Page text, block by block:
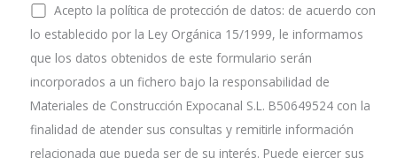
Acepto la política de protección de datos: de acuerdo con
lo establecido por la Ley Orgánica 15/1999, le informamos
que los datos obtenidos de este formulario serán
incorporados a un fichero bajo la responsabilidad de
Materiales de Construcción Expocanal S.L. B50649524 con la
finalidad de atender sus consultas y remitirle información
relacionada que pueda ser de su interés. Puede ejercer sus